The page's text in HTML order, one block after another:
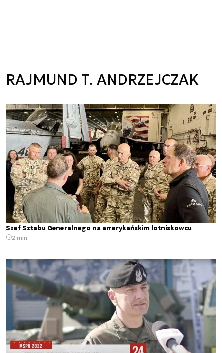
RAJMUND T. ANDRZEJCZAK
Szef Sztabu Generalnego na amerykańskim lotniskowcu
2 min.